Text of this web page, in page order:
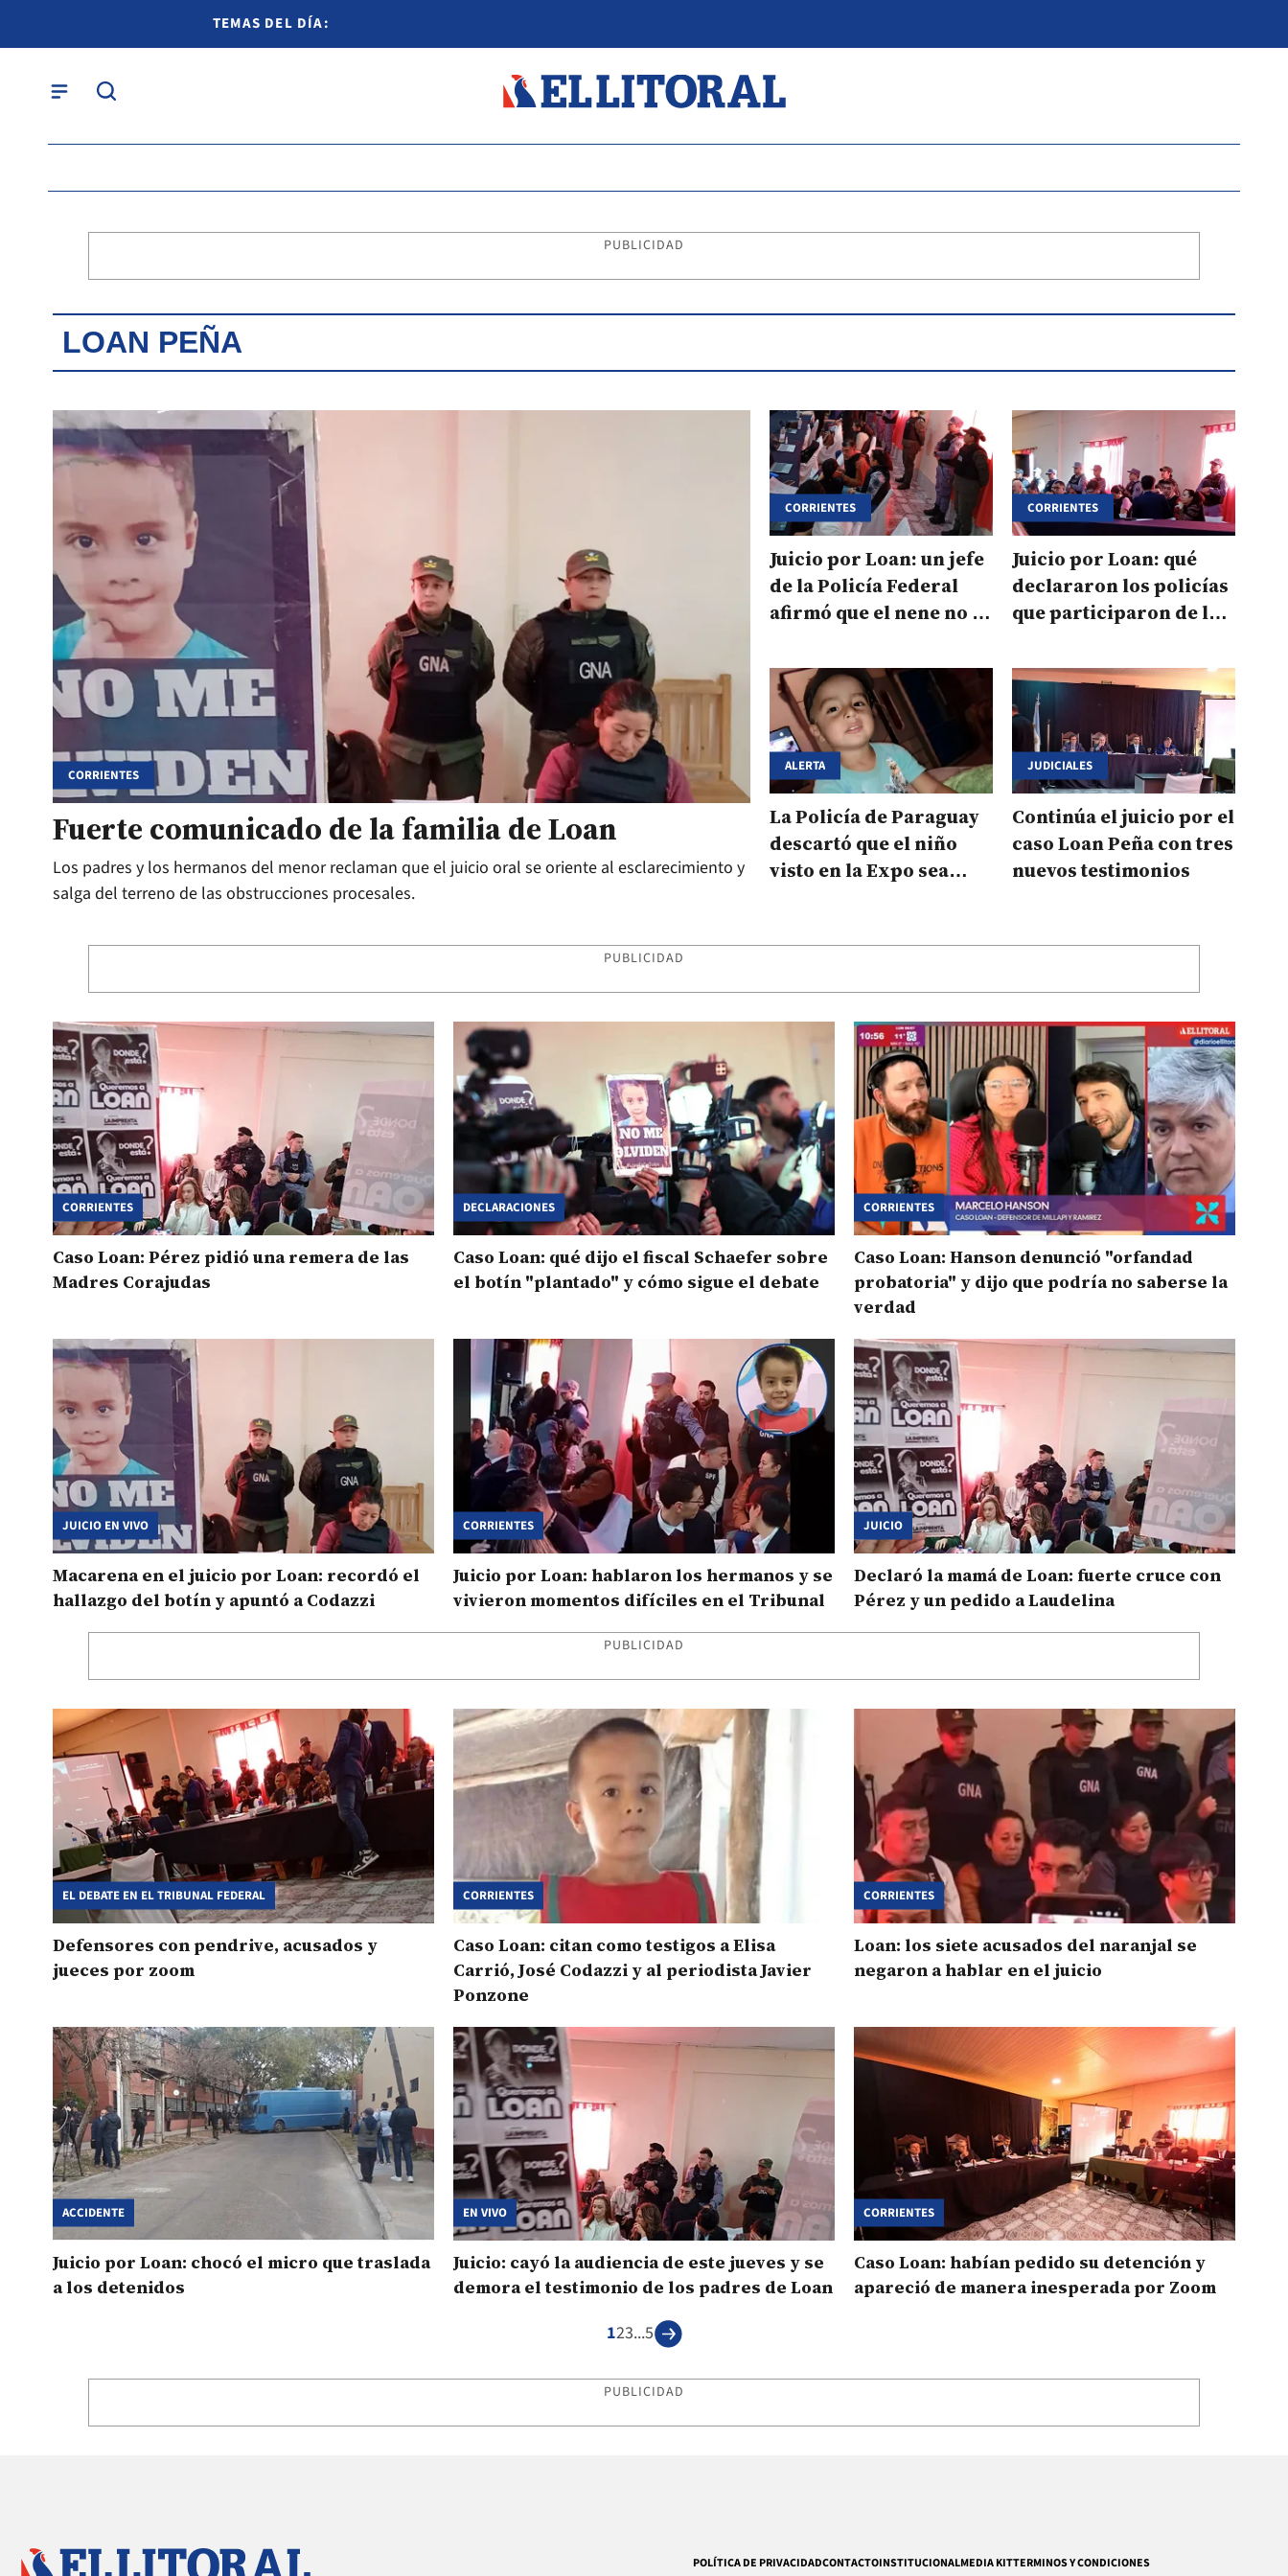
TEMAS DEL DÍA:
PUBLICIDAD
LOAN PEÑA
CORRIENTES
Fuerte comunicado de la familia de Loan
Los padres y los hermanos del menor reclaman que el juicio oral se oriente al esclarecimiento y
salga del terreno de las obstrucciones procesales.
CORRIENTES
Juicio por Loan: un jefe
de la Policía Federal
afirmó que el nene no se
CORRIENTES
Juicio por Loan: qué
declararon los policías
que participaron de la
ALERTA
La Policía de Paraguay
descartó que el niño
visto en la Expo sea
JUDICIALES
Continúa el juicio por el
caso Loan Peña con tres
nuevos testimonios
PUBLICIDAD
CORRIENTES
Caso Loan: Pérez pidió una remera de las
Madres Corajudas
DECLARACIONES
Caso Loan: qué dijo el fiscal Schaefer sobre
el botín "plantado" y cómo sigue el debate
CORRIENTES
Caso Loan: Hanson denunció "orfandad
probatoria" y dijo que podría no saberse la
verdad
JUICIO EN VIVO
Macarena en el juicio por Loan: recordó el
hallazgo del botín y apuntó a Codazzi
CORRIENTES
Juicio por Loan: hablaron los hermanos y se
vivieron momentos difíciles en el Tribunal
JUICIO
Declaró la mamá de Loan: fuerte cruce con
Pérez y un pedido a Laudelina
PUBLICIDAD
EL DEBATE EN EL TRIBUNAL FEDERAL
Defensores con pendrive, acusados y
jueces por zoom
CORRIENTES
Caso Loan: citan como testigos a Elisa
Carrió, José Codazzi y al periodista Javier
Ponzone
CORRIENTES
Loan: los siete acusados del naranjal se
negaron a hablar en el juicio
ACCIDENTE
Juicio por Loan: chocó el micro que traslada
a los detenidos
EN VIVO
Juicio: cayó la audiencia de este jueves y se
demora el testimonio de los padres de Loan
CORRIENTES
Caso Loan: habían pedido su detención y
apareció de manera inesperada por Zoom
123...5
PUBLICIDAD
POLÍTICA DE PRIVACIDADCONTACTOINSTITUCIONALMEDIA KITTERMINOS Y CONDICIONES